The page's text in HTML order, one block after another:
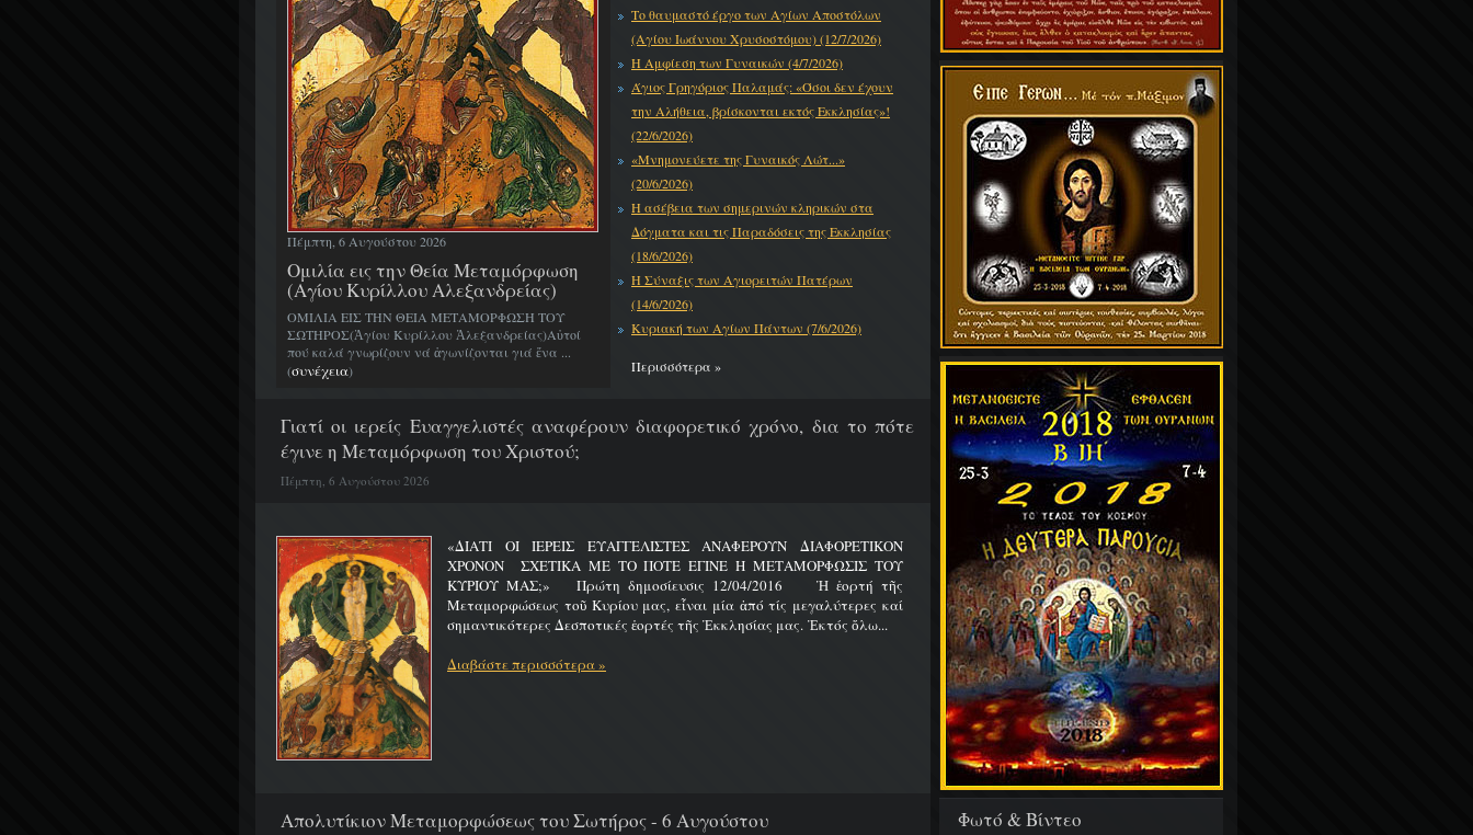
Φωτό & Βίντεο
Πέμπτη, 6 Αυγούστου 2026
Ομιλία εις την Θεία Μεταμόρφωση
(Αγίου Κυρίλλου Αλεξανδρείας)
ΟΜΙΛΙΑ ΕΙΣ ΤΗΝ ΘΕΙΑ ΜΕΤΑΜΟΡΦΩΣΗ ΤΟΥ
ΣΩΤΗΡΟΣ(Ἁγίου Κυρίλλου Ἀλεξανδρείας)Αὐτοί
πού καλά γνωρίζουν νά ἀγωνίζονται γιά ἕνα ...
(συνέχεια)
Το θαυμαστό έργο των Αγίων Αποστόλων
(Αγίου Ιωάννου Χρυσοστόμου) (12/7/2026)
Η Αμφίεση των Γυναικών (4/7/2026)
Άγιος Γρηγόριος Παλαμάς: «Όσοι δεν έχουν
την Αλήθεια, βρίσκονται εκτός Εκκλησίας»!
(22/6/2026)
«Μνημονεύετε της Γυναικός Λώτ...»
(20/6/2026)
Η ασέβεια των σημερινών κληρικών στα
Δόγματα και τις Παραδόσεις της Εκκλησίας
(18/6/2026)
Η Σύναξις των Αγιορειτών Πατέρων
(14/6/2026)
Κυριακή των Αγίων Πάντων (7/6/2026)
Περισσότερα »
Γιατί οι ιερείς Ευαγγελιστές αναφέρουν διαφορετικό χρόνο, δια το πότε
έγινε η Μεταμόρφωση του Χριστού;
Πέμπτη, 6 Αυγούστου 2026
«ΔΙΑΤΙ ΟΙ ΙΕΡΕΙΣ ΕΥΑΓΓΕΛΙΣΤΕΣ ΑΝΑΦΕΡΟΥΝ ΔΙΑΦΟΡΕΤΙΚΟΝ
ΧΡΟΝΟΝ ΣΧΕΤΙΚΑ ΜΕ ΤΟ ΠΟΤΕ ΕΓΙΝΕ Η ΜΕΤΑΜΟΡΦΩΣΙΣ ΤΟΥ
ΚΥΡΙΟΥ ΜΑΣ;» Πρώτη δημοσίευσις 12/04/2016 Ἡ ἑορτή τῆς
Μεταμορφώσεως τοῦ Κυρίου μας, εἶναι μία ἀπό τίς μεγαλύτερες καί
σημαντικότερες Δεσποτικές ἑορτές τῆς Ἐκκλησίας μας. Ἐκτός ὅλω...
Διαβάστε περισσότερα »
Απολυτίκιον Μεταμορφώσεως του Σωτήρος - 6 Αυγούστου